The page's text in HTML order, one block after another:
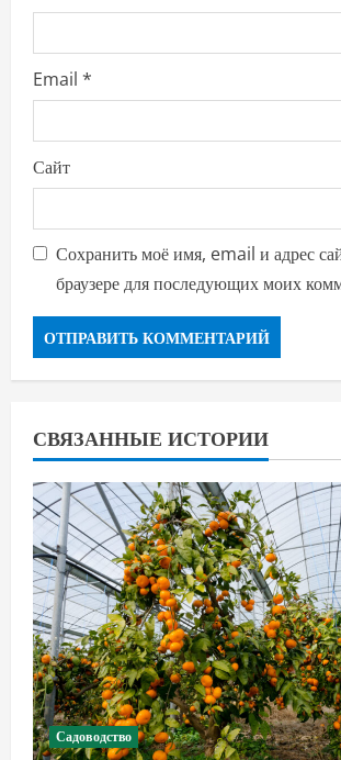
Email *
Сайт
Сохранить моё имя, email и адрес
браузере для последующих моих
СВЯЗАННЫЕ ИСТОРИИ
Садоводство